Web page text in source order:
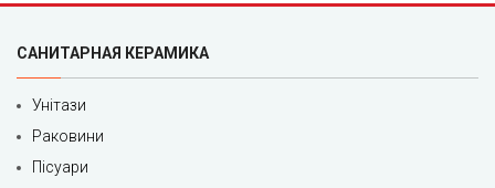
САНИТАРНАЯ КЕРАМИКА
Унітази
Раковини
Пісуари